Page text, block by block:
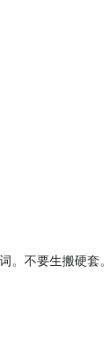
不要生搬硬套。